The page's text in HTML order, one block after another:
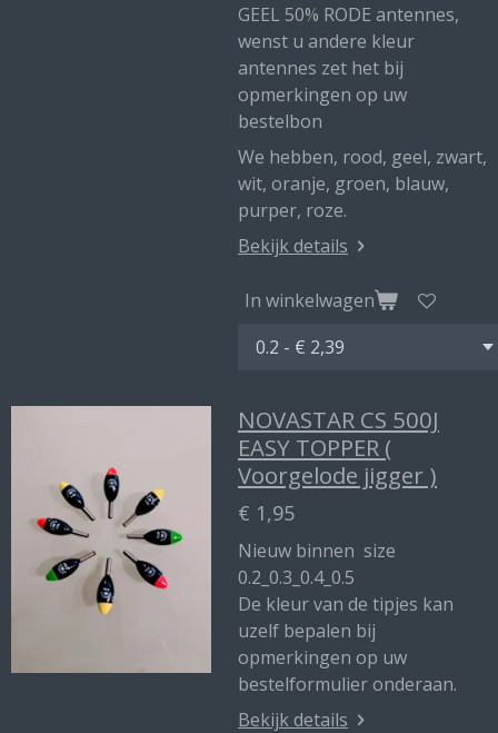
GEEL 50% RODE antennes,
wenst u andere kleur
antennes zet het bij
opmerkingen op uw
bestelbon
We hebben, rood, geel, zwart,
wit, oranje, groen, blauw,
purper, roze.
Bekijk details
In winkelwagen
NOVASTAR CS 500J
EASY TOPPER (
Voorgelode jigger )
€ 1,95
Nieuw binnen size
0.2_0.3_0.4_0.5
De kleur van de tipjes kan
uzelf bepalen bij
opmerkingen op uw
bestelformulier onderaan.
Bekijk details